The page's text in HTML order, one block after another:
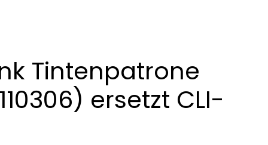
Tintenpatrone
ersetzt CLI-